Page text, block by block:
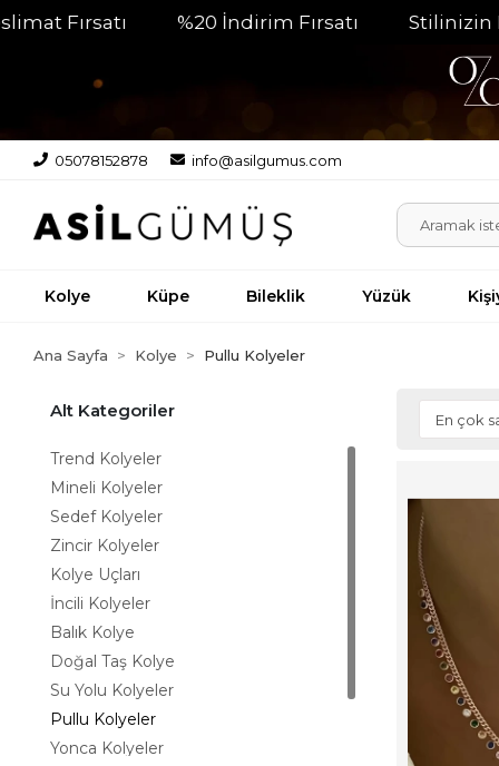
%20 İndirim Fırsatı Stilinizin Parlayan
05078152878 info@asilgumus.com
Kolye Küpe Bileklik Yüzük
Ana Sayfa Kolye Pullu Kolyeler
Alt Kategoriler
Trend Kolyeler
Mineli Kolyeler
Sedef Kolyeler
Zincir Kolyeler
Kolye Uçları
İncili Kolyeler
Balık Kolye
Doğal Taş Kolye
Su Yolu Kolyeler
Pullu Kolyeler
Yonca Kolyeler